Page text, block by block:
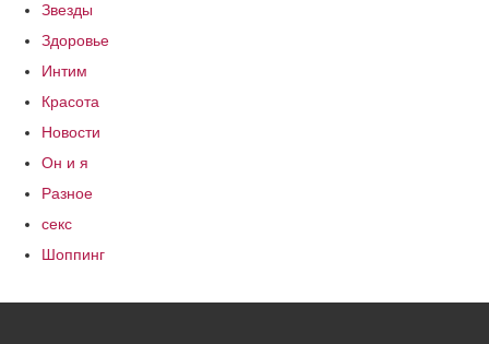
Звезды
Здоровье
Интим
Красота
Новости
Он и я
Разное
секс
Шоппинг